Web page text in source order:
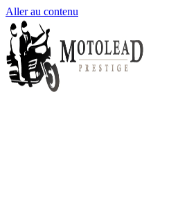
Aller au contenu